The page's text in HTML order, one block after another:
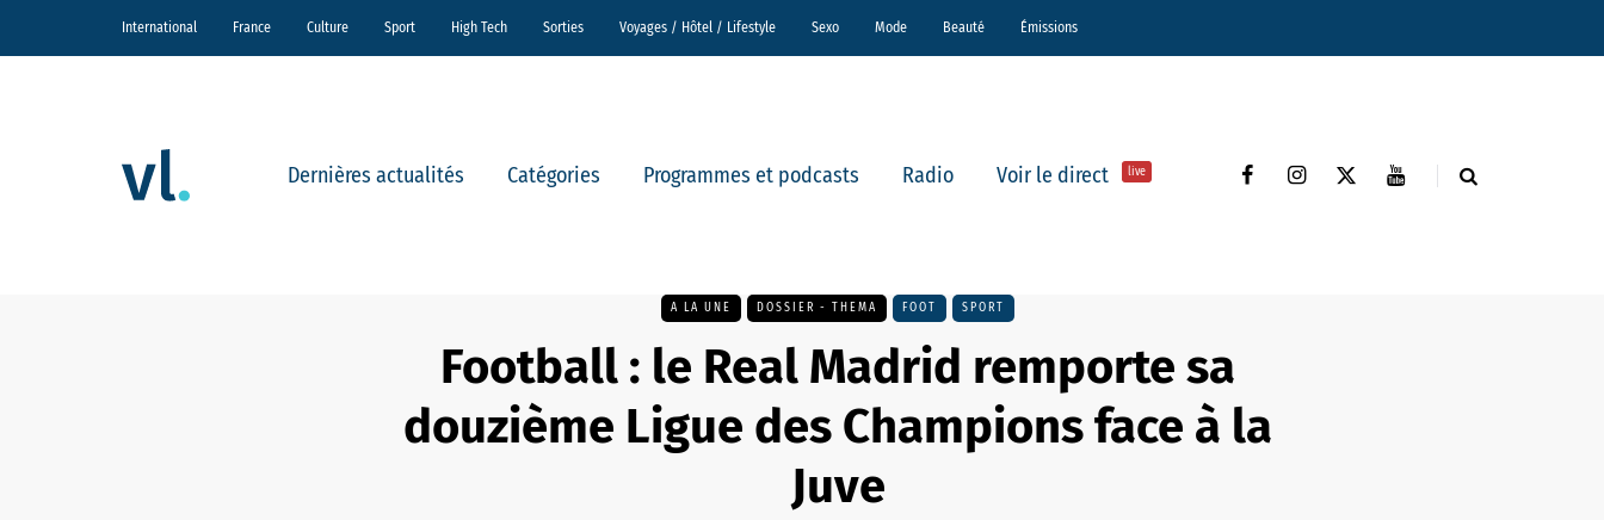
International France Culture Sport High Tech Sorties Voyages / Hôtel / Lifestyle Sexo Mode Beauté Émissions
Dernières actualités Catégories Programmes et podcasts Radio Voir le direct live
A LA UNE DOSSIER - THEMA FOOT SPORT
Football : le Real Madrid remporte sa
douzième Ligue des Champions face à la
Juve